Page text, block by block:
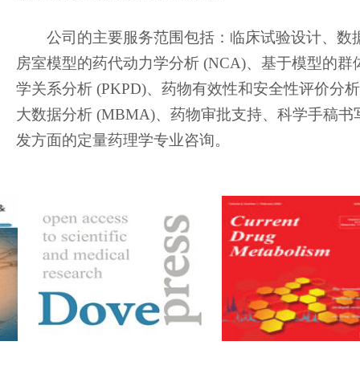
公司的主要服务范围包括：临床试验设计、
房室模型的药代动力学分析 (NCA)、基于模型的群
学关系分析 (PKPD)、药物有效性和安全性评价分析
大数据分析 (MBMA)、药物审批支持、科学手稿
发方面的定量药理学专业咨询。